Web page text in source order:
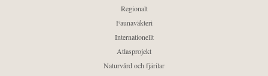
Regionalt
Faunaväkteri
Internationellt
Atlasprojekt
Naturvård och fjärilar